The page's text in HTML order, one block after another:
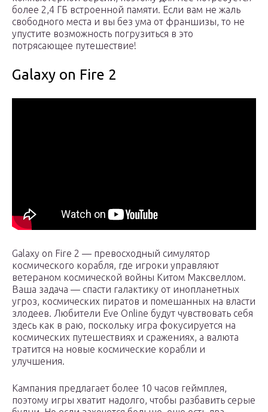
более 2,4 ГБ встроенной памяти. Если вам не жаль
свободного места и вы без ума от франшизы, то не
упустите возможность погрузиться в это
потрясающее путешествие!
Galaxy on Fire 2
Galaxy on Fire 2 — превосходный симулятор
космического корабля, где игроки управляют
ветераном космической войны Китом Максвеллом.
Ваша задача — спасти галактику от инопланетных
угроз, космических пиратов и помешанных на власти
злодеев. Любители Eve Online будут чувствовать себя
здесь как в раю, поскольку игра фокусируется на
космических путешествиях и сражениях, а валюта
тратится на новые космические корабли и
улучшения.
Кампания предлагает более 10 часов геймплея,
поэтому игры хватит надолго, чтобы разбавить серые